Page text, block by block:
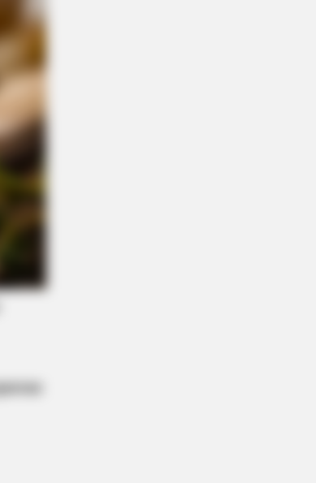
For Mere $1.6 Mil?
A Fantastic Decade For